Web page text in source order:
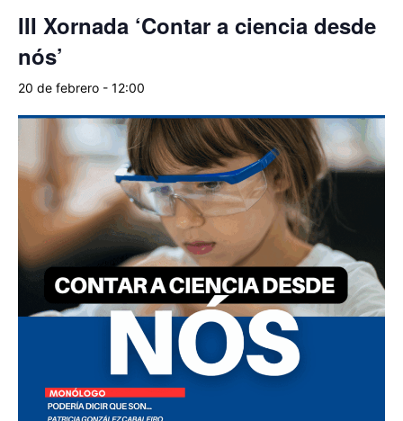
III Xornada ‘Contar a ciencia desde
nós’
20 de febrero - 12:00